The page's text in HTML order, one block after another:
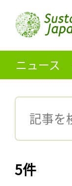
ニュース
5件